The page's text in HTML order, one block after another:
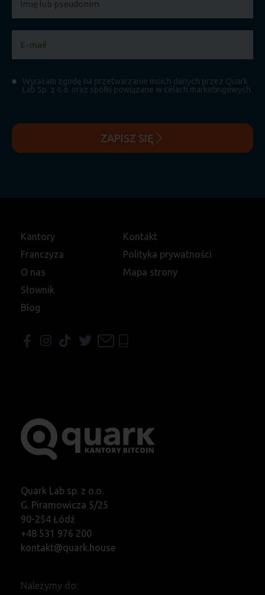
Wyrażam zgodę na przetwarzanie moich danych przez Quark
Lab Sp. z o.o. oraz spółki powiązane w celach marketingowych.
ZAPISZ SIĘ
Kantory
Franczyza
O nas
Słownik
Blog
Kontakt
Polityka prywatności
Mapa strony
Quark Lab sp. z o.o.
G. Piramowicza 5/25
90-254 Łódź
+48 531 976 200
kontakt@quark.house
Należymy do: